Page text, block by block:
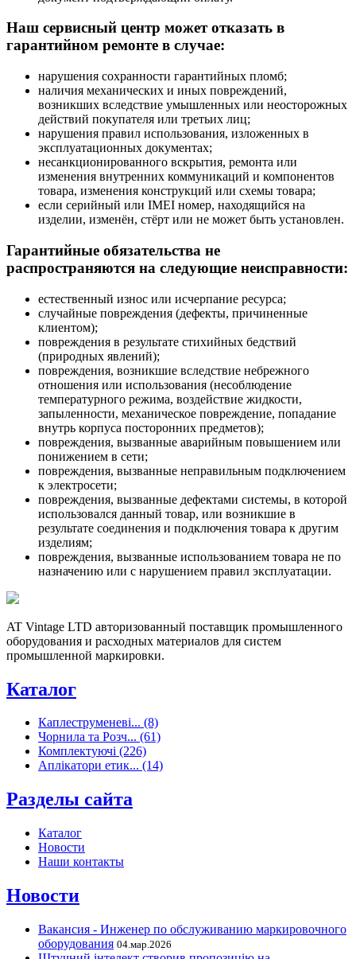
Наш сервисный центр может отказать в
гарантийном ремонте в случае:
нарушения сохранности гарантийных пломб;
наличия механических и иных повреждений,
возникших вследствие умышленных или неосторожных
действий покупателя или третьих лиц;
нарушения правил использования, изложенных в
эксплуатационных документах;
несанкционированного вскрытия, ремонта или
изменения внутренних коммуникаций и компонентов
товара, изменения конструкций или схемы товара;
если серийный или IMEI номер, находящийся на
изделии, изменён, стёрт или не может быть установлен.
Гарантийные обязательства не
распространяются на следующие неисправности:
естественный износ или исчерпание ресурса;
случайные повреждения (дефекты, причиненные
клиентом);
повреждения в результате стихийных бедствий
(природных явлений);
повреждения, возникшие вследствие небрежного
отношения или использования (несоблюдение
температурного режима, воздействие жидкости,
запыленности, механическое повреждение, попадание
внутрь корпуса посторонних предметов);
повреждения, вызванные аварийным повышением или
понижением в сети;
повреждения, вызванные неправильным подключением
к электросети;
повреждения, вызванные дефектами системы, в которой
использовался данный товар, или возникшие в
результате соединения и подключения товара к другим
изделиям;
повреждения, вызванные использованием товара не по
назначению или с нарушением правил эксплуатации.
AT Vintage LTD авторизованный поставщик промышленного
оборудования и расходных материалов для систем
промышленной маркировки.
Каталог
Каплеструменеві... (8)
Чорнила та Розч... (61)
Комплектуючі (226)
Аплікатори етик... (14)
Разделы сайта
Каталог
Новости
Наши контакты
Новости
Вакансия - Инженер по обслуживанию маркировочного
оборудования 04.мар.2026